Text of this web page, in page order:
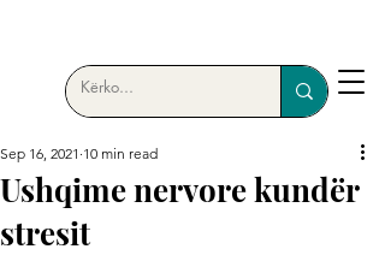
Ushqime nervore kundër
stresit
Sep 16, 2021 10 min read